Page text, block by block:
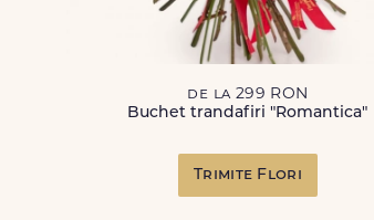
de la 299 RON
Buchet trandafiri "Romantica"
Trimite Flori